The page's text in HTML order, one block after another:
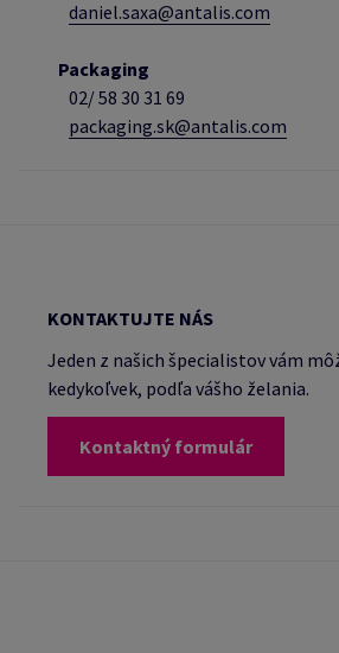
daniel.saxa@antalis.com
Packaging
02/58 30 31 69
packaging.sk@antalis.com
KONTAKTUJTE NÁS
Jeden z našich špecialistov vám
kedykoľvek, podľa vášho želania.
Kontaktný formulár